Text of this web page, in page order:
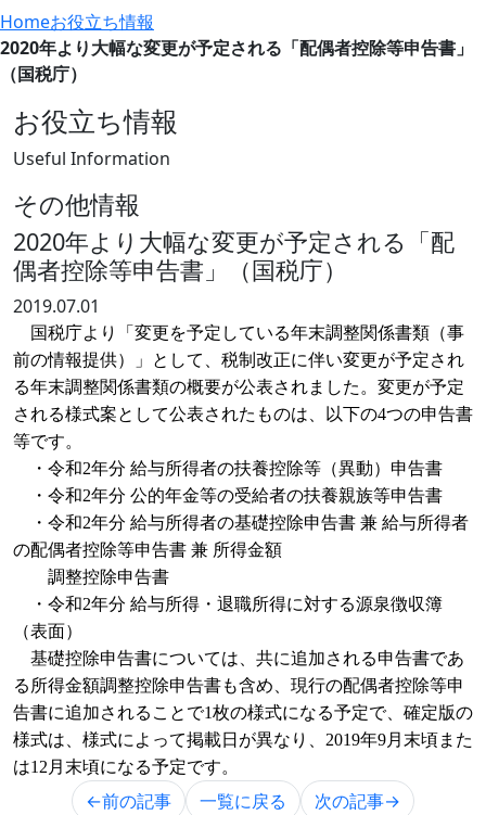
Homeお役立ち情報
2020年より大幅な変更が予定される「配偶者控除等申告書」
（国税庁）
お役立ち情報
Useful Information
その他情報
2020年より大幅な変更が予定される「配
偶者控除等申告書」（国税庁）
2019.07.01
国税庁より「変更を予定している年末調整関係書類（事
前の情報提供）」として、税制改正に伴い変更が予定され
る年末調整関係書類の概要が公表されました。変更が予定
される様式案として公表されたものは、以下の4つの申告書
等です。
・令和2年分 給与所得者の扶養控除等（異動）申告書
・令和2年分 公的年金等の受給者の扶養親族等申告書
・令和2年分 給与所得者の基礎控除申告書 兼 給与所得者
の配偶者控除等申告書 兼 所得金額
調整控除申告書
・令和2年分 給与所得・退職所得に対する源泉徴収簿
（表面）
基礎控除申告書については、共に追加される申告書であ
る所得金額調整控除申告書も含め、現行の配偶者控除等申
告書に追加されることで1枚の様式になる予定で、確定版の
様式は、様式によって掲載日が異なり、 2019年9月末頃また
は12 月末頃になる予定です。
←前の記事 一覧に戻る 次の記事→